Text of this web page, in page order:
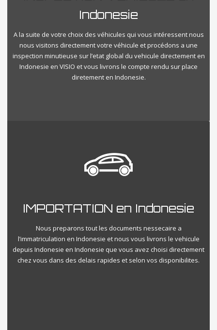
Indonesie
A la suite de votre choix des véhicules qui vous intéressent nous
nous visitons directement votre véhicule et procédons a une
inspection minutieuse sur l’etat global du vehicule directement en
Indonesie en VISIO et vous livrons le compte rendu sur place
diretement en Indonesie.
IMPORTATION en Indonesie
Nous preparons tout les documents nessecaire a
l’immatriculation en Indonesie et nous vous livrons le vehicule
depuis Indonesie en Indonesie que vous avez choisi directement
chez vous dans des delais rapides et selon vos disponibilites.